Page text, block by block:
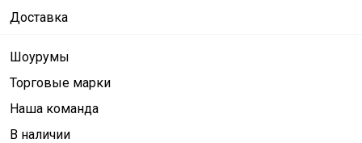
Доставка
Шоурумы
Торговые марки
Наша команда
В наличии